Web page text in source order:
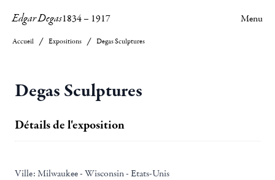
Edgar Degas1834– 1917 Menu
Accueil Expositions Degas Sculptures
Degas Sculptures
Détails de l'exposition
Ville: Milwaukee - Wisconsin - Etats-Unis